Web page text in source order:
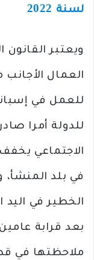
لسنة 2022
ويعتبر
العمال
للعمل في
للدولة أمرا
الاجتماعي
في بلد المنشأ،
الخطير في اليد
بعد قرابة
ملاحظتها في